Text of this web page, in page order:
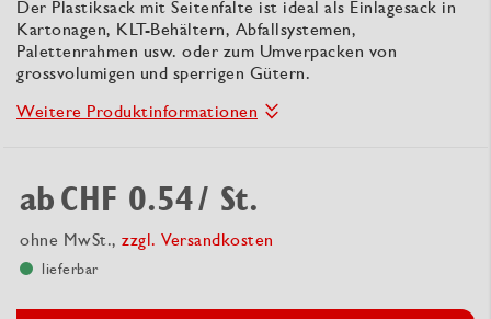
Der Plastiksack mit Seitenfalte ist ideal als Einlagesack in
Kartonagen, KLT-Behältern, Abfallsystemen,
Palettenrahmen usw. oder zum Umverpacken von
grossvolumigen und sperrigen Gütern.
Weitere Produktinformationen
abCHF 0.54/ St.
ohne MwSt., zzgl. Versandkosten
lieferbar